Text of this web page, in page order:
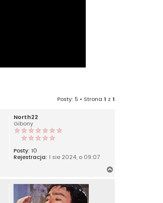
Posty: 5 • Strona 1 z 1
North22
Gibony
Posty: 10
Rejestracja: 1 sie 2024, o 09:07